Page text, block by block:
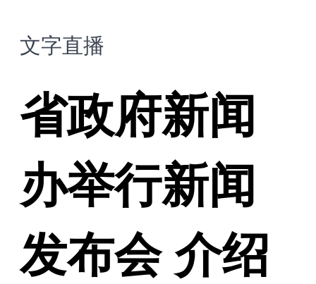
文字直播
省政府新闻
办举行新闻
发布会 介绍